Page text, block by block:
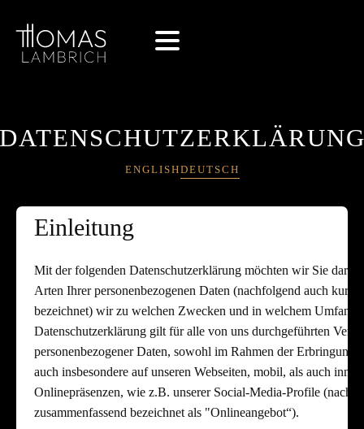
ENGLISHDEUTSCH
Einleitung
Mit der folgenden Datenschutzerklärung möchten wir Sie
Arten Ihrer personenbezogenen Daten (nachfolgend auch kurz
bezeichnet) wir zu welchen Zwecken und in welchem Umfang
Datenschutzerklärung gilt für alle von uns durchgeführten
personenbezogener Daten, sowohl im Rahmen der Erbringung
auch insbesondere auf unseren Webseiten, mobil, als auch
Onlinepräsenzen, wie z.B. unserer Social-Media-Profile
zusammenfassend bezeichnet als "Onlineangebot“).